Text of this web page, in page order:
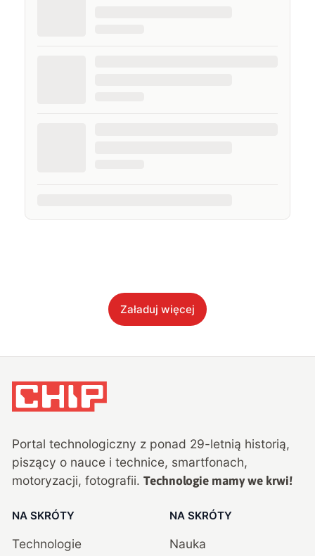
Załaduj więcej
Portal technologiczny z ponad 29-letnią historią,
piszący o nauce i technice, smartfonach,
motoryzacji, fotografii. Technologie mamy we krwi!
NA SKRÓTY
Technologie
NA SKRÓTY
Nauka